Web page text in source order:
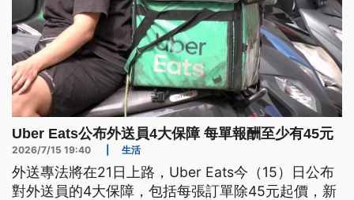
Uber Eats公布外送員4大保障 每單報酬至少有45元
2026/7/15 19:40 生活
外送專法將在21日上路，Uber Eats今（15）日公布
對外送員的4大保障，包括每張訂單除45元起價，新